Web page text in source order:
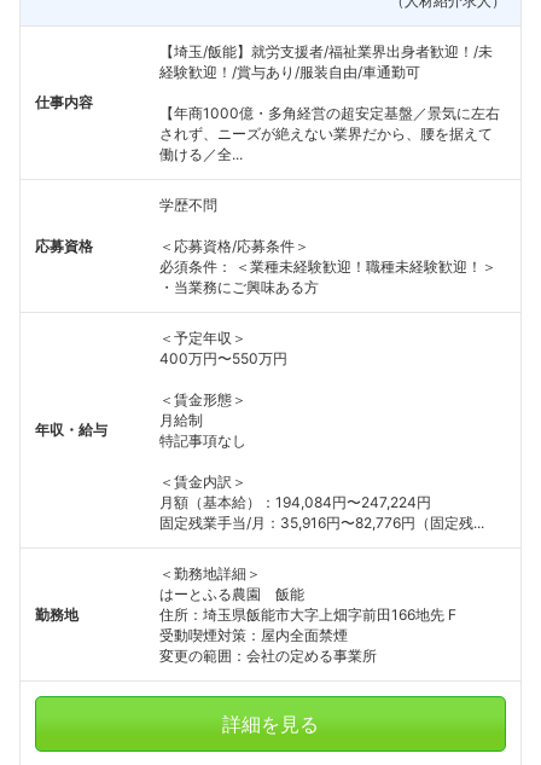
仕事内容
【埼玉/飯能】就労支援者/福祉業界出身者歓迎！/未
経験歓迎！/賞与あり/服装自由/車通勤可
【年商1000億・多角経営の超安定基盤／景気に左右
されず、ニーズが絶えない業界だから、腰を据えて
働ける／全...
応募資格
学歴不問
＜応募資格/応募条件＞
必須条件： ＜業種未経験歓迎！職種未経験歓迎！＞
・当業務にご興味ある方
年収・給与
＜予定年収＞
400万円〜550万円
＜賃金形態＞
月給制
特記事項なし
＜賃金内訳＞
月額（基本給）：194,084円〜247,224円
固定残業手当/月：35,916円〜82,776円（固定残...
勤務地
＜勤務地詳細＞
はーとふる農園 飯能
住所：埼玉県飯能市大字上畑字前田166地先 F
受動喫煙対策：屋内全面禁煙
変更の範囲：会社の定める事業所
詳細を見る